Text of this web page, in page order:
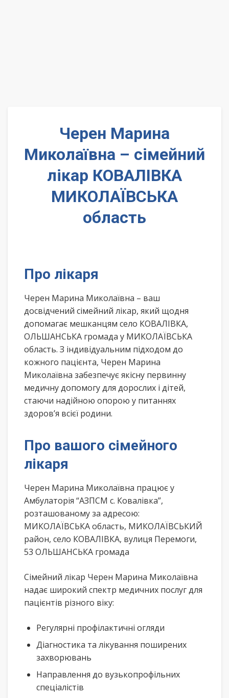
Черен Марина
Миколаївна – сімейний
лікар КОВАЛІВКА
МИКОЛАЇВСЬКА
область
Про лікаря
Черен Марина Миколаївна – ваш
досвідчений сімейний лікар, який щодня
допомагає мешканцям село КОВАЛІВКА,
ОЛЬШАНСЬКА громада у МИКОЛАЇВСЬКА
область. З індивідуальним підходом до
кожного пацієнта, Черен Марина
Миколаївна забезпечує якісну первинну
медичну допомогу для дорослих і дітей,
стаючи надійною опорою у питаннях
здоров’я всієї родини.
Про вашого сімейного
лікаря
Черен Марина Миколаївна працює у
Амбулаторія “АЗПСМ с. Ковалівка”,
розташованому за адресою:
МИКОЛАЇВСЬКА область, МИКОЛАЇВСЬКИЙ
район, село КОВАЛІВКА, вулиця Перемоги,
53 ОЛЬШАНСЬКА громада
Сімейний лікар Черен Марина Миколаївна
надає широкий спектр медичних послуг для
пацієнтів різного віку:
Регулярні профілактичні огляди
Діагностика та лікування поширених
захворювань
Направлення до вузькопрофільних
спеціалістів